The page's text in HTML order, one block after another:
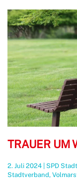
TRAUER UM
2. Juli 2024 SPD
Stadtverband,